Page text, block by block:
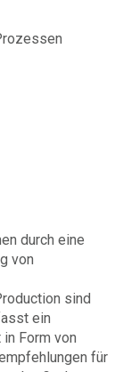
durch eine
von
sind
ein
Form von
für